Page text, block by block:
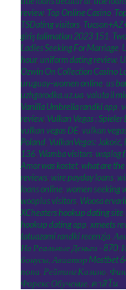
review, Top Online Casino,
TSDating visitors,
giriş talimatları 2023 151,
Ladies Seeking For Marriage,
hour, uniform dating review,
Ozwin On Collection Casino
uruguay-women online, us
uzhgorodka.uz.ua, valuta il
Vanilla Umbrella randki app,
review, Vulkan Vegas ️:
vulkan vegas DE, vulkan
Poland, VulkanVegas:
136, Wamba visitors, waplog
Amor was kostet, what are
reviews, wire payday loans,
loans online, women seeking
wooplus visitors, Woosa
XCheaters hookup dating site,
hookup dating app, xmeets
tatuazami randki recenzja,
На Реальные Деньги - 870,
бонусы, Авиатор Mostbet
попа, Рейтинг Казино,
Форекс Обучение, คาสิโน